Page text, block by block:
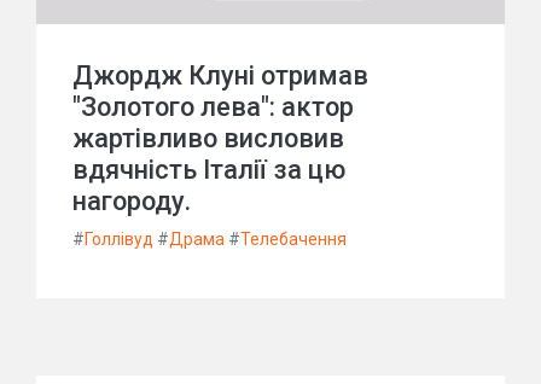
Джордж Клуні отримав
"Золотого лева": актор
жартівливо висловив
вдячність Італії за цю
нагороду.
#Голлівуд #Драма #Телебачення